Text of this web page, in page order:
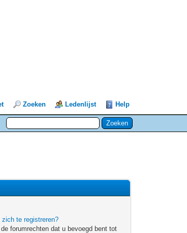
Zoeken Ledenlijst Help
zich te registreren?
forumrechten dat u bevoegd bent tot